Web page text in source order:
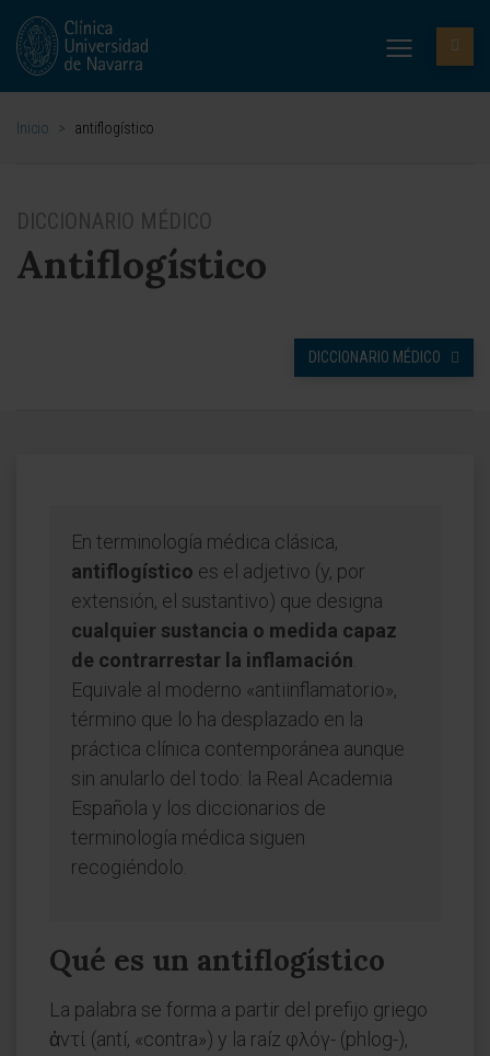
Inicio > antiflogístico
DICCIONARIO MÉDICO
Antiflogístico
DICCIONARIO MÉDICO
En terminología médica clásica,
antiflogístico es el adjetivo (y, por
extensión, el sustantivo) que designa
cualquier sustancia o medida capaz
de contrarrestar la inflamación
Equivale al moderno «antiinflamatorio»,
término que lo ha desplazado en la
práctica clínica contemporánea aunque
sin anularlo del todo: la Real Academia
Española y los diccionarios de
terminología médica siguen
recogiéndolo.
Qué es un antiflogístico
La palabra se forma a partir del prefijo griego
ἀντί (antí, «contra») y la raíz φλόγ- (phlog-),